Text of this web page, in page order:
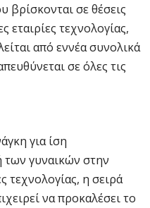
βρίσκονται σε θέσεις
τεχνολογίας,
από εννέα συνολικά
σε όλες τις
για ίση
γυναικών στην
τεχνολογίας, η σειρά
να προκαλέσει το